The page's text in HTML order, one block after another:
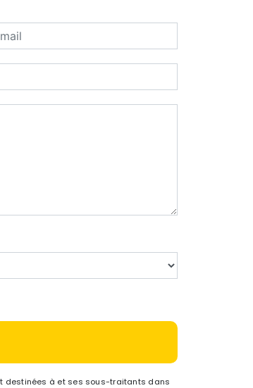
destinées à et ses sous-traitants dans